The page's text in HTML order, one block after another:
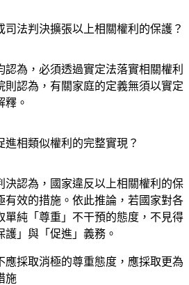
司法判決擴張以上相關權利的保護？
為，必須透過實定法落實相關權利
則認為，有關家庭的定義無須以實定
釋。
進相類似權利的完整實現？
決認為，國家違反以上相關權利的保
有效的措施。依此推論，若國家對各
單純「尊重」不干預的態度，不見得
」與「促進」義務。
應採取消極的尊重態度，應採取更為
施